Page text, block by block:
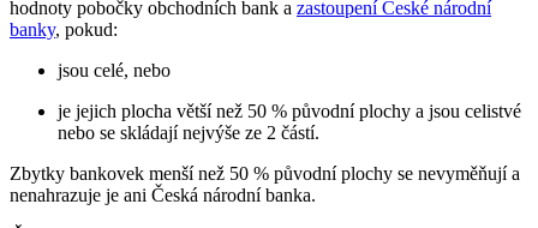
hodnoty pobočky obchodních bank a zastoupení České národní
banky, pokud:
jsou celé, nebo
je jejich plocha větší než 50 % původní plochy a jsou celistvé
nebo se skládají nejvýše ze 2 částí.
Zbytky bankovek menší než 50 % původní plochy se nevyměňují a
nenahrazuje je ani Česká národní banka.